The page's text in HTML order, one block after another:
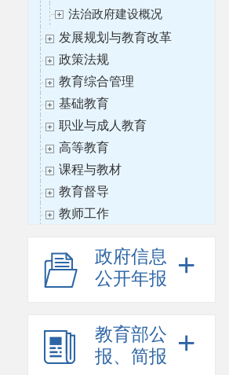
法治政府建设概况
发展规划与教育改革
政策法规
教育综合管理
基础教育
职业与成人教育
高等教育
课程与教材
教育督导
教师工作
思想政治工作
教育信息化
国际合作与交流
语言文字工作
科学研究
政府信息
公开年报
+
教育部公
报、简报
+